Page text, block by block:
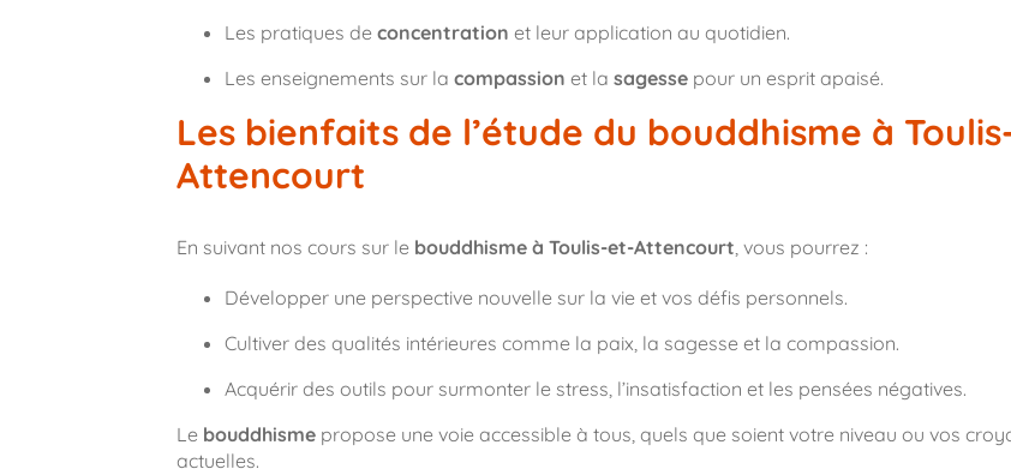
Les pratiques de concentration et leur application au quotidien.
Les enseignements sur la compassion et la sagessepour un esprit apaisé.
Les bienfaits de l’étude du bouddhisme à
Attencourt
En suivant nos cours sur le bouddhisme à Toulis-et-Attencourt, vous pourrez :
Développer une perspective nouvelle sur la vie et vos défis personnels.
Cultiver des qualités intérieures comme la paix, la sagesse et la compassion.
Acquérir des outils pour surmonter le stress, l’insatisfaction et les pensées négatives.
Le bouddhismepropose une voie accessible à tous, quels que soient votre niveau ou vos
actuelles.